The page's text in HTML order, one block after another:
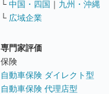
└ 中国・四国 ｜ 九州・沖縄
└ 広域企業
専門家評価
保険
自動車保険 ダイレクト型
自動車保険 代理店型